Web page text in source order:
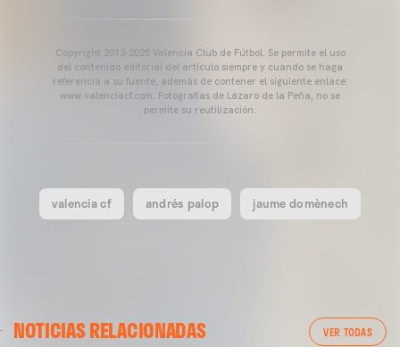
Copyright 2013-2025 Valencia Club de Fútbol. Se permite el uso
del contenido editorial del artículo siempre y cuando se haga
referencia a su fuente, además de contener el siguiente enlace:
www.valenciacf.com. Fotografías de Lázaro de la Peña, no se
permite su reutilización.
valencia cf andrés palop jaume domènech
NOTICIAS RELACIONADAS VER TODAS
ENTRENAMIENTO DEL VALENCIA CF 04/03/26